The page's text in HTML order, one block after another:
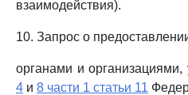
взаимодействия).
10. Запрос о
органами и
4 и 8 части 1 статьи 11